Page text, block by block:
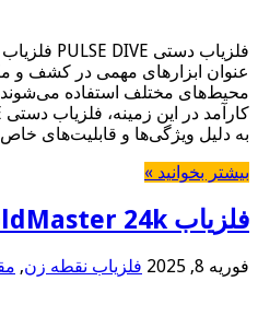
عنوان ابزارهای مهمی در کشف و
محیط‌های مختلف استفاده
به دلیل ویژگی‌ها و قابلیت‌های
بیشتر بخوانید »
فلزیاب Gareet GoldMaster 24k
فوریه 8, 2025 فلزیاب نقطه زن,